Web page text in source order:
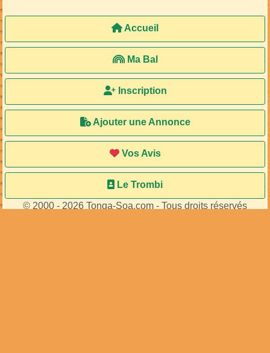
Accueil
Ma Bal
Inscription
Ajouter une Annonce
Vos Avis
Le Trombi
© 2000 - 2026 Tonga-Soa.com - Tous droits réservés